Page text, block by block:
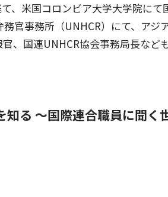
、米国コロンビア大学大学院にて
官事務所（UNHCR）にて、アジ
、国連UNHCR協会事務局長など
知る 〜国際連合職員に聞く